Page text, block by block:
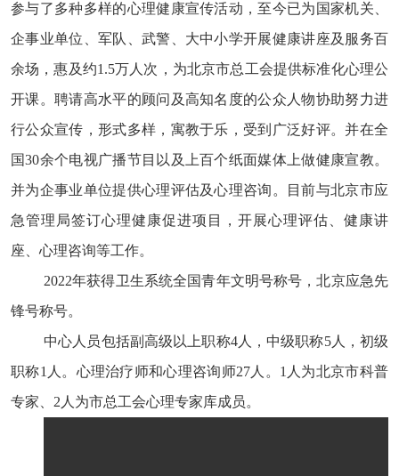
参与了多种多样的心理健康宣传活动，至今已为国家机关、
企事业单位、军队、武警、大中小学开展健康讲座及服务百
余场，惠及约1.5万人次，为北京市总工会提供标准化心理公
开课。聘请高水平的顾问及高知名度的公众人物协助努力进
行公众宣传，形式多样，寓教于乐，受到广泛好评。并在全
国30余个电视广播节目以及上百个纸面媒体上做健康宣教。
并为企事业单位提供心理评估及心理咨询。目前与北京市应
急管理局签订心理健康促进项目，开展心理评估、健康讲
座、心理咨询等工作。
2022年获得卫生系统全国青年文明号称号，北京应急先
锋号称号。
中心人员包括副高级以上职称4人，中级职称5人，初级
职称1人。心理治疗师和心理咨询师27人。1人为北京市科普
专家、2人为市总工会心理专家库成员。